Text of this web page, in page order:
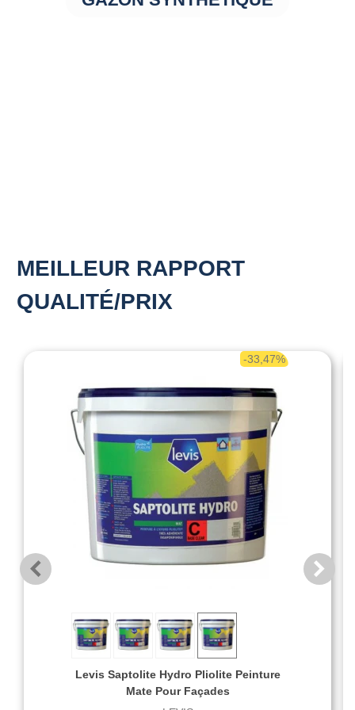
MEILLEUR RAPPORT
QUALITÉ/PRIX
-33,47%
Levis Saptolite Hydro Pliolite Peinture
Mate Pour Façades